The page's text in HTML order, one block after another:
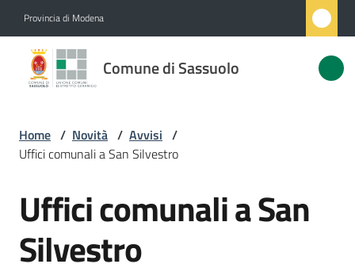
Provincia di Modena
Comune di Sassuolo
Comune
di
Novità
Servizi
Home / Novità / Avvisi /
Uffici comunali a San Silvestro
Salta al contenuto
Uffici comunali a San
Silvestro